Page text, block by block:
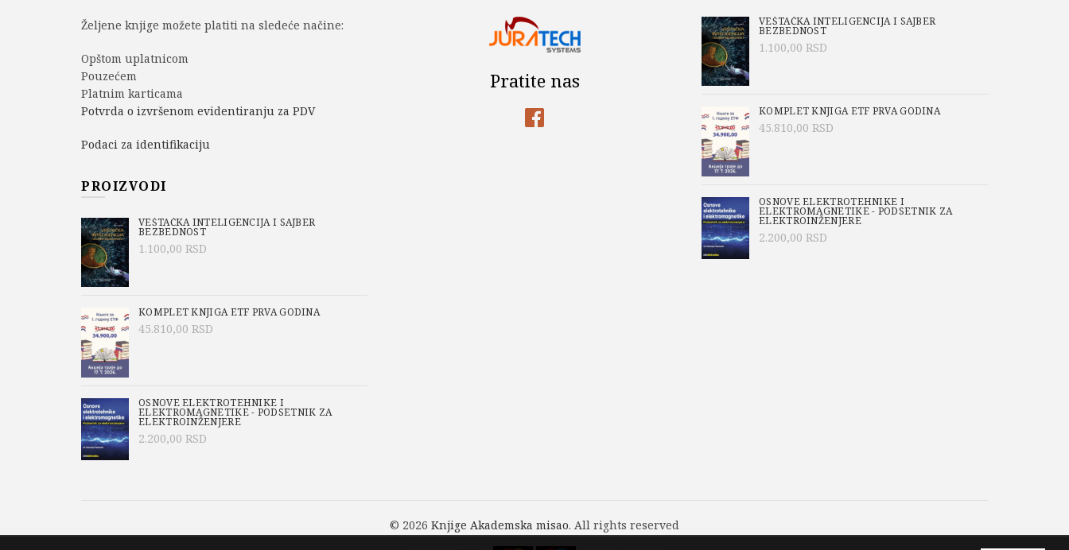
O knjizi:
Četvrto dopunjeno izdanje
978-86-919243-2-4
Autorska izdanja
Željene knjige možete platiti na sledeće načine:
Opštom uplatnicom
Pouzećem
Platnim karticama
Potvrda o izvršenom evidentiranju za PDV
Podaci za identifikaciju
PROIZVODI
VEŠTAČKA INTELIGENCIJA I SAJBER
BEZBEDNOST
1.100,00 RSD
KOMPLET KNJIGA ETF PRVA GODINA
45.810,00 RSD
OSNOVE ELEKTROTEHNIKE I
ELEKTROMAGNETIKE - PODSETNIK ZA
ELEKTROINŽENJERE
2.200,00 RSD
Pratite nas
VEŠTAČKA INTELIGENCIJA I SAJBER
BEZBEDNOST
1.100,00 RSD
KOMPLET KNJIGA ETF PRVA GODINA
45.810,00 RSD
OSNOVE ELEKTROTEHNIKE I
ELEKTROMAGNETIKE - PODSETNIK ZA
ELEKTROINŽENJERE
2.200,00 RSD
© 2026 Knjige Akademska misao. All rights reserved